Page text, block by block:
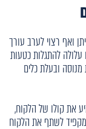
ואף רצוי לערב עורך
להתגלות כטעות
ובעלת כלים
את קולו של הלקוח,
מקפיד לשתף את הלקוח